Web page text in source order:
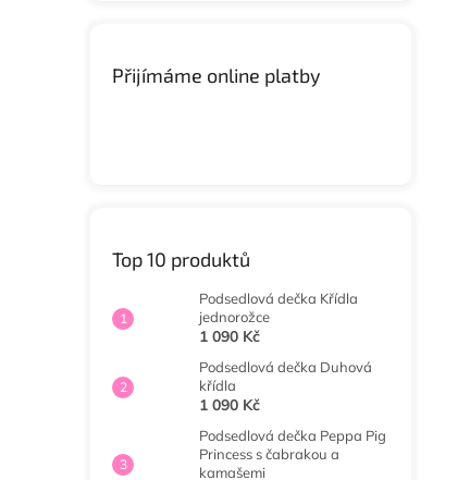
Přijímáme online platby
Top 10 produktů
Podsedlová dečka Křídla
jednorožce
1 090 Kč
Podsedlová dečka Duhová
křídla
1 090 Kč
Podsedlová dečka Peppa Pig
Princess s čabrakou a
kamašemi